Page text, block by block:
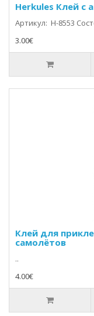
Herkules Клей с
Артикул: H-8553
3.00€
Клей для
самолётов
..
4.00€